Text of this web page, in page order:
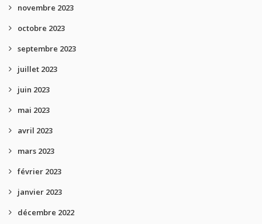
novembre 2023
octobre 2023
septembre 2023
juillet 2023
juin 2023
mai 2023
avril 2023
mars 2023
février 2023
janvier 2023
décembre 2022